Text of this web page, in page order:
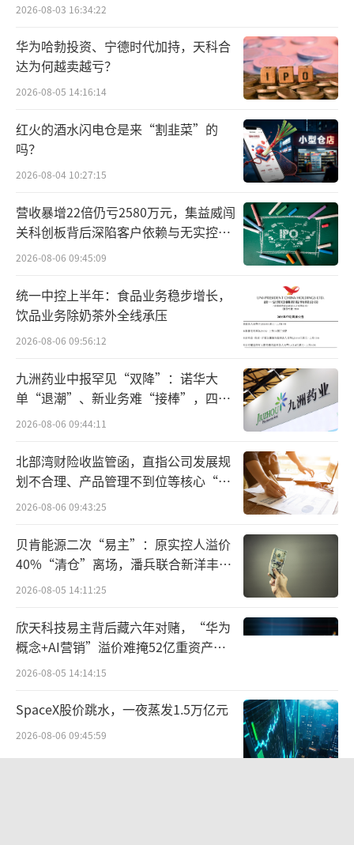
值得一提的是，在该项工艺技术中应用的
墨水也是SHEIN自主专利开发的环保墨水，具
有高固色率、高色牢度特点。相比普通墨水，
该环保活性墨水可以有效减少助剂的使用，减
与此同时，冷转印技术也改善了牛仔工厂
和工作人员的生产作业环境。操作人员不再需
要接触化学用品，也不需要进行多次重复的浸
染和水洗操作，只需要将电脑中的图纸转印到
布上，再通过激光裁切即可获得牛仔布料的切
片进行缝合。
柔性按需时尚与绿色工艺叠加，时尚生产
迎来新纪元
十多年来SHEIN持续不断投入创新时尚制
式，以数字化技术赋能产业链伙伴实现市场实
际需求与后端生产供应更为精准的匹配，从而
减少产业浪费。柔性按需时尚模式下，每个款
式先以100-200件订单进行市场测试，并及时根
据市场销售反馈来调整生产或者终止生产。相
比过去零售和服装品牌高达30%-50%的库存水
2026-08-03 16:34:22
华为哈勃投资、宁德时代加持，天科合
达为何越卖越亏？
2026-08-05 14:16:14
红火的酒水闪电仓是来“割韭菜”的
吗？
2026-08-04 10:27:15
营收暴增22倍仍亏2580万元，集益威闯
关科创板背后深陷客户依赖与无实控人
困局
2026-08-06 09:45:09
统一中控上半年：食品业务稳步增长，
饮品业务除奶茶外全线承压
2026-08-06 09:56:12
九洲药业中报罕见“双降”：诺华大
单“退潮”、新业务难“接棒”，四大
难关待闯
2026-08-06 09:44:11
北部湾财险收监管函，直指公司发展规
划不合理、产品管理不到位等核心“痛
点”
2026-08-06 09:43:25
贝肯能源二次“易主”：原实控人溢价
40%“清仓”离场，潘兵联合新洋丰、
宏科百世拟入主
2026-08-05 14:11:25
欣天科技易主背后藏六年对赌，“华为
概念+AI营销”溢价难掩52亿重资产考
验
2026-08-05 14:14:15
SpaceX股价跳水，一夜蒸发1.5万亿元
2026-08-06 09:45:59